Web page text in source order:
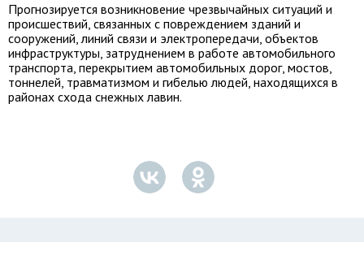
Прогнозируется возникновение чрезвычайных ситуаций и
происшествий, связанных с повреждением зданий и
сооружений, линий связи и электропередачи, объектов
инфраструктуры, затруднением в работе автомобильного
транспорта, перекрытием автомобильных дорог, мостов,
тоннелей, травматизмом и гибелью людей, находящихся в
районах схода снежных лавин.